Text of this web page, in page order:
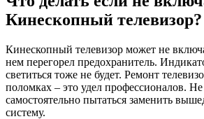
Кинескопный телевизор?
Кинескопный телевизор может не
нем перегорел предохранитель.
светиться тоже не будет. Ремонт
поломках – это удел профессионалов. Не
самостоятельно пытаться заменить
систему.